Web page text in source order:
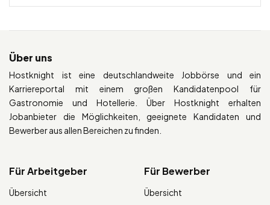
Über uns
Hostknight ist eine deutschlandweite Jobbörse und ein
Karriereportal mit einem großen Kandidatenpool für
Gastronomie und Hotellerie. Über Hostknight erhalten
Jobanbieter die Möglichkeiten, geeignete Kandidaten und
Bewerber aus allen Bereichen zu finden.
Für Arbeitgeber
Übersicht
Für Bewerber
Übersicht